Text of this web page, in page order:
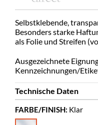
Selbstklebende,
Besonders starke
als Folie und Streifen
Ausgezeichnete
Kennzeichnungen/
Technische Daten
Länge
FARBE/FINISH: Klar